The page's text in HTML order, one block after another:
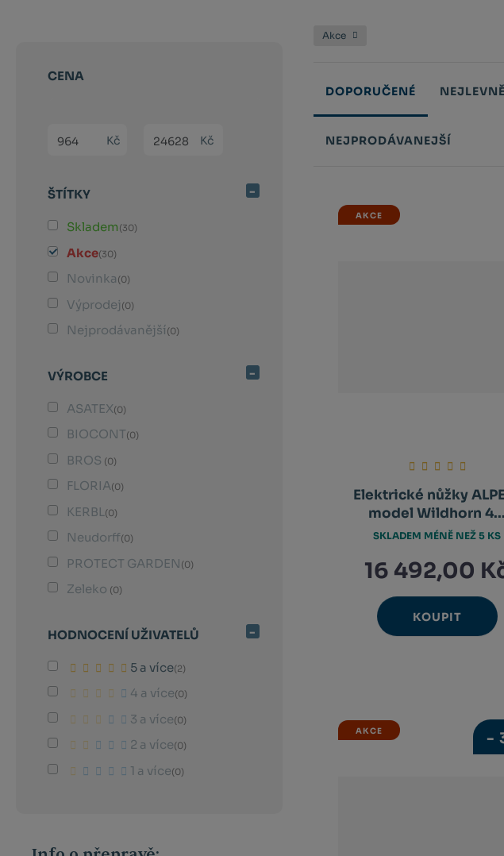
Akce
DOPORUČENÉ
NEJPRODÁVANEJŠÍ
AKCE
Elektrické nůžky
model Wildhorn 4...
16 492,00
Změnit
Navýšit
množství
Snížit
Ks
KOUPIT
SKLADEM MÉNĚ NEŽ 5 KS
-
AKCE
CENA
Min. hodnota
Kč
Max. hodnota Kč
ŠTÍTKY
Skladem(30)
Akce(30)
Novinka (0)
Výprodej(0)
Nejprodávanější(0)
VÝROBCE
ASATEX(0)
BIOCONT(0)
BROS (0)
FLORIA(0)
KERBL(0)
Neudorff(0)
PROTECT GARDEN (0)
Zeleko (0)
HODNOCENÍ UŽIVATELŮ
5 a více(2)
4 a více(0)
3 a více(0)
2 a více(0)
1 a více(0)